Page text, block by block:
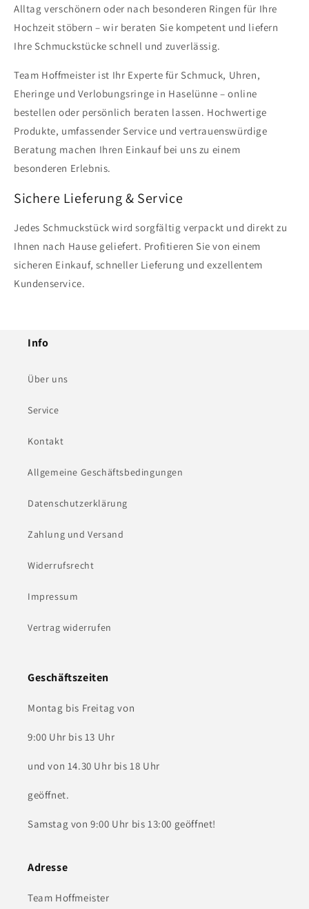
Alltag verschönern oder nach besonderen Ringen für Ihre
Hochzeit stöbern – wir beraten Sie kompetent und liefern
Ihre Schmuckstücke schnell und zuverlässig.
Team Hoffmeister ist Ihr Experte für Schmuck, Uhren,
Eheringe und Verlobungsringe in Haselünne – online
bestellen oder persönlich beraten lassen. Hochwertige
Produkte, umfassender Service und vertrauenswürdige
Beratung machen Ihren Einkauf bei uns zu einem
besonderen Erlebnis.
Sichere Lieferung & Service
Jedes Schmuckstück wird sorgfältig verpackt und direkt zu
Ihnen nach Hause geliefert. Profitieren Sie von einem
sicheren Einkauf, schneller Lieferung und exzellentem
Kundenservice.
Info
Über uns
Service
Kontakt
Allgemeine Geschäftsbedingungen
Datenschutzerklärung
Zahlung und Versand
Widerrufsrecht
Impressum
Vertrag widerrufen
Geschäftszeiten
Montag bis Freitag von
9:00 Uhr bis 13 Uhr
und von 14.30 Uhr bis 18 Uhr
geöffnet.
Samstag von 9:00 Uhr bis 13:00 geöffnet!
Adresse
Team Hoffmeister